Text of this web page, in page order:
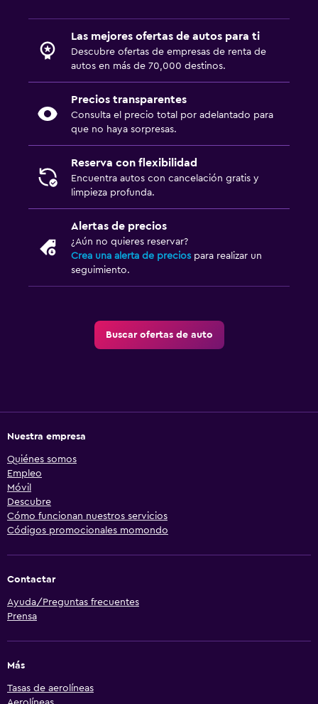
Las mejores ofertas de autos para ti
Descubre ofertas de empresas de renta de
autos en más de 70,000 destinos.
Precios transparentes
Consulta el precio total por adelantado para
que no haya sorpresas.
Reserva con flexibilidad
Encuentra autos con cancelación gratis y
limpieza profunda.
Alertas de precios
¿Aún no quieres reservar?
Crea una alerta de precios para realizar un
seguimiento.
Buscar ofertas de auto
Nuestra empresa
Quiénes somos
Empleo
Móvil
Descubre
Cómo funcionan nuestros servicios
Códigos promocionales momondo
Contactar
Ayuda/Preguntas frecuentes
Prensa
Más
Tasas de aerolíneas